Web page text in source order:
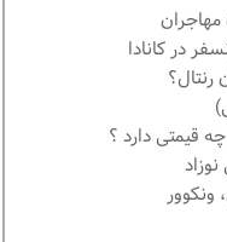
در کانادا
رنتال؟
ونکوور